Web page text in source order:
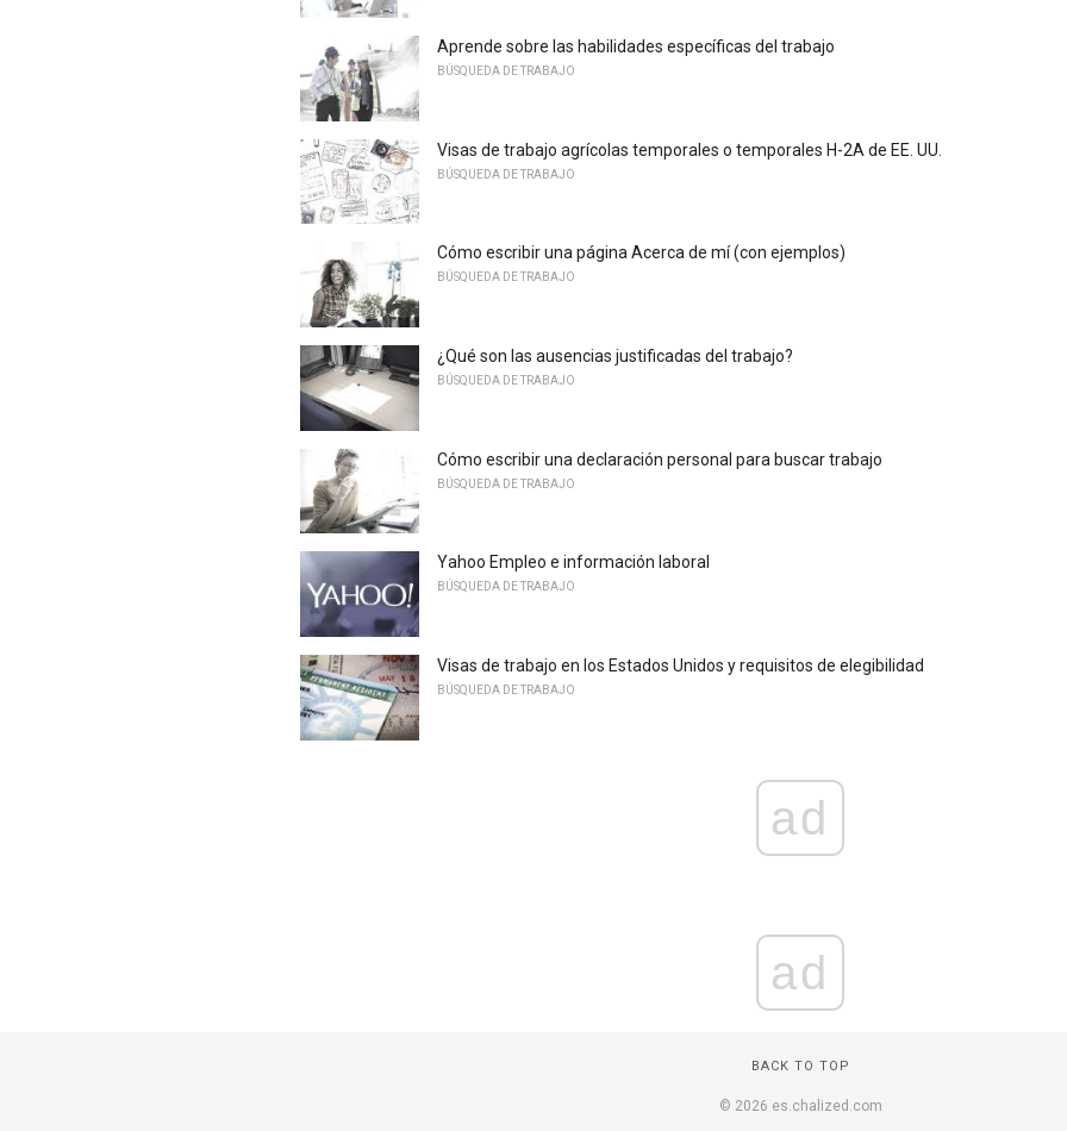
Aprende sobre las habilidades específicas del trabajo
BÚSQUEDA DE TRABAJO
Visas de trabajo agrícolas temporales o temporales H-2A de EE. UU.
BÚSQUEDA DE TRABAJO
Cómo escribir una página Acerca de mí (con ejemplos)
BÚSQUEDA DE TRABAJO
¿Qué son las ausencias justificadas del trabajo?
BÚSQUEDA DE TRABAJO
Cómo escribir una declaración personal para buscar trabajo
BÚSQUEDA DE TRABAJO
Yahoo Empleo e información laboral
BÚSQUEDA DE TRABAJO
Visas de trabajo en los Estados Unidos y requisitos de elegibilidad
BÚSQUEDA DE TRABAJO
ad
ad
BACK TO TOP
© 2026 es.chalized.com